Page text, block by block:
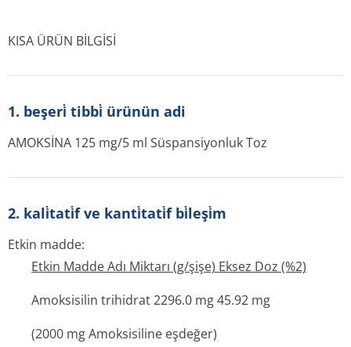
KISA ÜRÜN BİLGİSİ
1. beşeri̇ tibbi̇ ürünün adi
AMOKSİNA 125 mg/5 ml Süspansiyonluk Toz
2. kali̇tati̇f ve kanti̇tati̇f bi̇leşi̇m
Etkin madde:
Etkin Madde Adı Miktarı (g/şişe) Eksez Doz (%2)
Amoksisilin trihidrat 2296.0 mg 45.92 mg
(2000 mg Amoksisiline eşdeğer)